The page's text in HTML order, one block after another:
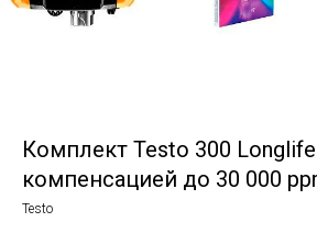
Комплект Testo 300
компенсацией до 30 000
Testo